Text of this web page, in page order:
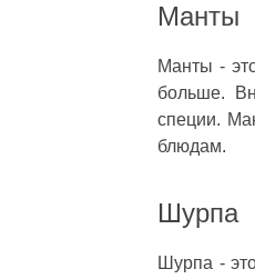
Манты
Манты -
больше.
специи.
блюдам.
Шурпа
Шурпа -